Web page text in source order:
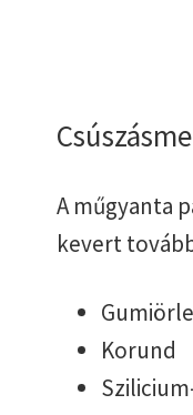
A műgyanta
kevert
Korund